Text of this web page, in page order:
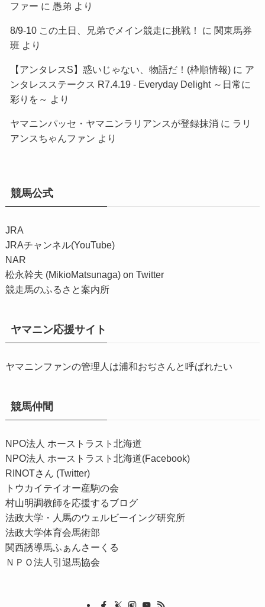
ファー に 愚弟 より
8/9-10 この土日、兄弟でメイン競走に挑戦！ に 関東馬券
班 より
【アンタレスS】惑いじゃない、物語だ！(枠順情報)に ア
ンタレスステークス R7.4.19 - Everyday Delight ～日常に
彩りを～ より
ヤマニンパッセ・ヤマニンラリアンスが登録抹消 に ラリ
アンスちゃんファン より
競馬公式
JRA
JRAチャンネル(YouTube)
NAR
松永幹夫 (MikioMatsunaga) on Twitter
競走馬のふるさと案内所
ヤマニン応援サイト
ヤマニンファンの管理人は浦和おぢさんと呼ばれたい
競馬仲間
NPO法人 ホーストラスト北海道
NPO法人 ホーストラスト北海道(Facebook)
RINOTさん (Twitter)
トウカイテイオー産駒の会
村山明調教師を応援するブログ
法政大学・人馬のウェルビーイング研究所
法政大学体育会馬術部
関西誘導馬ふぁんさーくる
ＮＰＯ法人引退馬協会